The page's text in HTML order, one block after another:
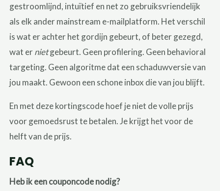
gestroomlijnd, intuïtief en net zo gebruiksvriendelijk
als elk ander mainstream e-mailplatform. Het verschil
is wat er achter het gordijn gebeurt, of beter gezegd,
wat ernietgebeurt. Geen profilering. Geen behavioral
targeting. Geen algoritme dat een schaduwversie van
jou maakt. Gewoon een schone inbox die van jou blijft.
En met deze kortingscode hoef je niet de volle prijs
voor gemoedsrust te betalen. Je krijgt het voor de
helft van de prijs.
FAQ
Heb ik een couponcode nodig?